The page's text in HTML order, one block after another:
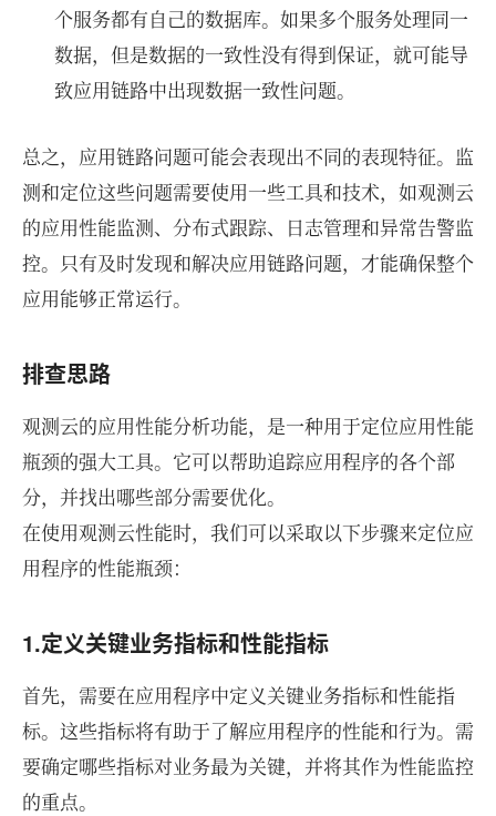
个服务都有自己的数据库。如果多个服务处理同一
数据，但是数据的一致性没有得到保证，就可能导
致应用链路中出现数据一致性问题。
总之，应用链路问题可能会表现出不同的表现特征。监
测和定位这些问题需要使用一些工具和技术，如观测云
的应用性能监测、分布式跟踪、日志管理和异常告警监
控。只有及时发现和解决应用链路问题，才能确保整个
应用能够正常运行。
排查思路
观测云的应用性能分析功能，是一种用于定位应用性能
瓶颈的强大工具。它可以帮助追踪应用程序的各个部
分，并找出哪些部分需要优化。
在使用观测云性能时，我们可以采取以下步骤来定位应
用程序的性能瓶颈：
1.定义关键业务指标和性能指标
首先，需要在应用程序中定义关键业务指标和性能指
标。这些指标将有助于了解应用程序的性能和行为。需
要确定哪些指标对业务最为关键，并将其作为性能监控
的重点。